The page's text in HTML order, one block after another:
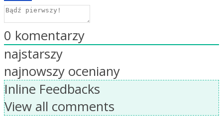
0 komentarzy
najstarszy
najnowszy oceniany
Inline Feedbacks
View all comments